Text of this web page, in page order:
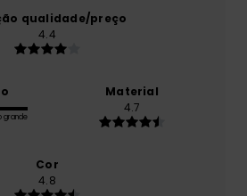
qualidade/preço
4.4
grande
Material
4.7
Cor
4.8